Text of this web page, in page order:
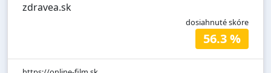
zdravea.sk
dosiahnuté skóre
56.3 %